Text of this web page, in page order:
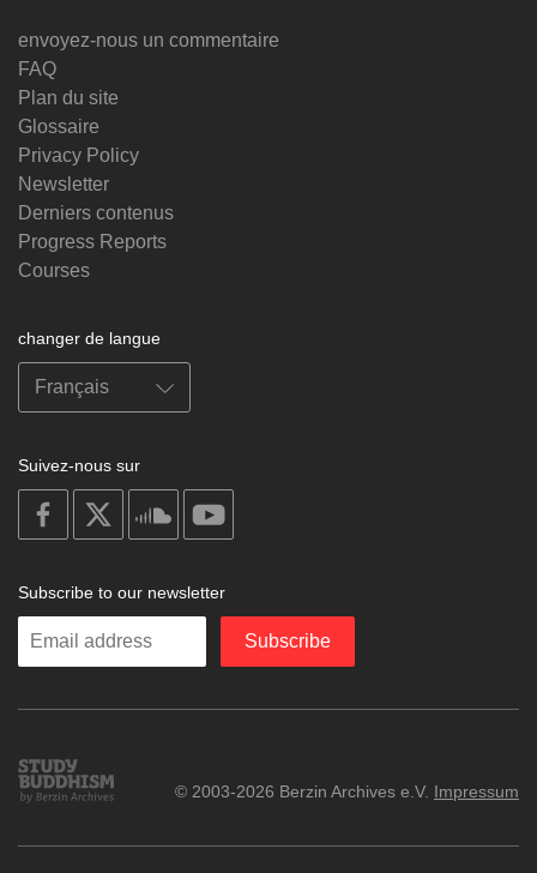
envoyez-nous un commentaire
FAQ
Plan du site
Glossaire
Privacy Policy
Newsletter
Derniers contenus
Progress Reports
Courses
changer de langue
Suivez-nous sur
on
facebook
soundcloud
Subscribe to our newsletter
Enter
Subscribe
Study
Buddhism
© 2003-2026 Berzin Archives e.V. Impressum